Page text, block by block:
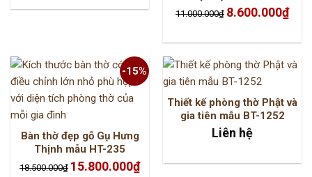
2.650.000₫.11.000.000₫ Giá
gốc
8.600.000₫Giá
hiện
-15%
Bàn thờ đẹp gỗ Gụ Hưng
Thịnh mẫu HT-235
18.500.000₫ Giá
gốc
15.800.000₫Giá
hiện
Thiết kế phòng thờ Phật và
gia tiên mẫu BT-1252
Liên hệ